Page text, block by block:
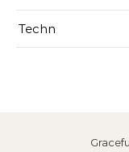
Techn